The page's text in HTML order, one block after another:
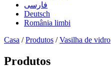
فارسی
Deutsch
România limbi
Casa /Produtos /Vasilha de vidro
Produtos